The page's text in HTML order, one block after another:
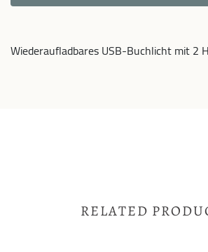
Wiederaufladbares USB-Buchlicht mit 2
RELATED